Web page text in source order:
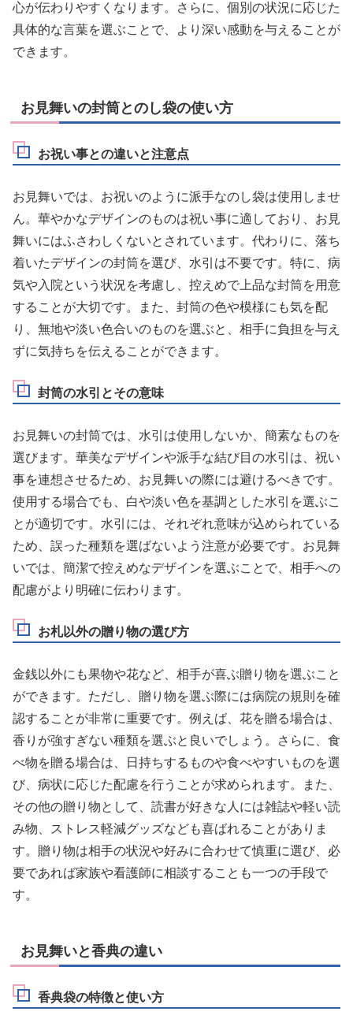
心が伝わりやすくなります。さらに、個別の状況に応じた
具体的な言葉を選ぶことで、より深い感動を与えることが
できます。
お見舞いの封筒とのし袋の使い方
お祝い事との違いと注意点
お見舞いでは、お祝いのように派手なのし袋は使用しませ
ん。華やかなデザインのものは祝い事に適しており、お見
舞いにはふさわしくないとされています。代わりに、落ち
着いたデザインの封筒を選び、水引は不要です。特に、病
気や入院という状況を考慮し、控えめで上品な封筒を用意
することが大切です。また、封筒の色や模様にも気を配
り、無地や淡い色合いのものを選ぶと、相手に負担を与え
ずに気持ちを伝えることができます。
封筒の水引とその意味
お見舞いの封筒では、水引は使用しないか、簡素なものを
選びます。華美なデザインや派手な結び目の水引は、祝い
事を連想させるため、お見舞いの際には避けるべきです。
使用する場合でも、白や淡い色を基調とした水引を選ぶこ
とが適切です。水引には、それぞれ意味が込められている
ため、誤った種類を選ばないよう注意が必要です。お見舞
いでは、簡潔で控えめなデザインを選ぶことで、相手への
配慮がより明確に伝わります。
お札以外の贈り物の選び方
金銭以外にも果物や花など、相手が喜ぶ贈り物を選ぶこと
ができます。ただし、贈り物を選ぶ際には病院の規則を確
認することが非常に重要です。例えば、花を贈る場合は、
香りが強すぎない種類を選ぶと良いでしょう。さらに、食
べ物を贈る場合は、日持ちするものや食べやすいものを選
び、病状に応じた配慮を行うことが求められます。また、
その他の贈り物として、読書が好きな人には雑誌や軽い読
み物、ストレス軽減グッズなども喜ばれることがありま
す。贈り物は相手の状況や好みに合わせて慎重に選び、必
要であれば家族や看護師に相談することも一つの手段で
す。
お見舞いと香典の違い
香典袋の特徴と使い方